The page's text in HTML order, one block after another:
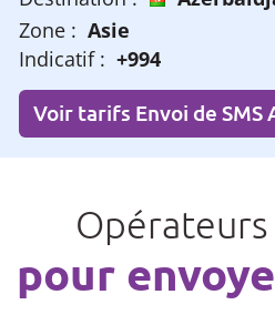
Zone : Asie
Indicatif : +994
Voir tarifs Envoi de SMS
pour